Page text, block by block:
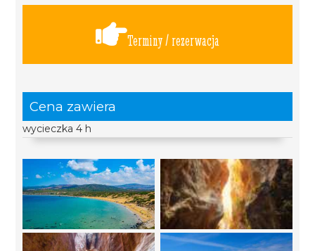
Terminy / rezerwacja
Cena zawiera
wycieczka 4 h